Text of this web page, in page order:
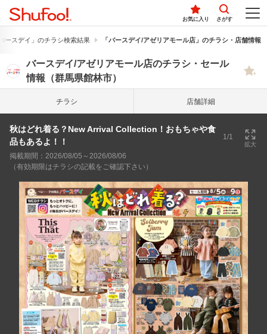
お気に入り さがす
ースデイ」のチラシ検索結果 「バースデイ/アゼリアモール店」のチラシ・店舗情報
バースデイ/アゼリアモール店のチラシ・セール
情報（群馬県館林市）
チラシ 店舗詳細
秋はどれ着る？New Arrival Collection！おもちゃや食
品もあるよ！！
1/1
拡大
掲載期間：2026/08/05～2026/08/06
（有効期限はチラシの記載をご確認下さい）